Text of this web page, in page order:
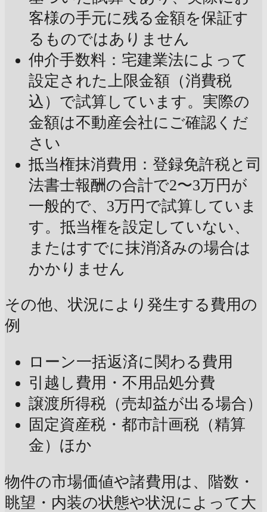
客様の手元に残る金額を保証す
るものではありません
仲介手数料：宅建業法によって
設定された上限金額（消費税
込）で試算しています。実際の
金額は不動産会社にご確認くだ
さい
抵当権抹消費用：登録免許税と司
法書士報酬の合計で2〜3万円が
一般的で、3万円で試算していま
す。抵当権を設定していない、
またはすでに抹消済みの場合は
かかりません
その他、状況により発生する費用の
例
ローン一括返済に関わる費用
引越し費用・不用品処分費
譲渡所得税（売却益が出る場合）
固定資産税・都市計画税（精算
金）ほか
物件の市場価値や諸費用は、階数・
眺望・内装の状態や状況によって大